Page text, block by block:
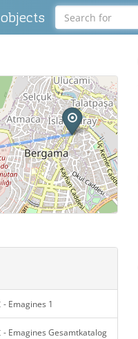
and Data ©OpenStreetMap
- Emagines 1
- Emagines Gesamtkatalog